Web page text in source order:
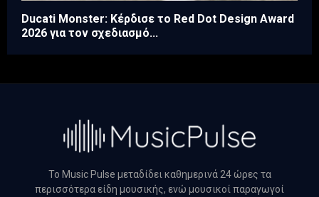
Ducati Monster: Κέρδισε το Red Dot Design Award
2026 για τον σχεδιασμό...
Το Music Pulse μεταδίδει καθημερινά 24 ώρες τα
περισσότερα είδη μουσικής, ενώ μουσικοί παραγωγοί